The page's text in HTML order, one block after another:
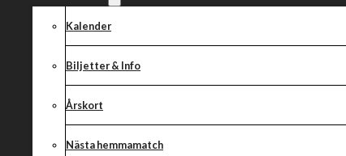
Kalender
Biljetter & Info
Årskort
Nästa hemmamatch